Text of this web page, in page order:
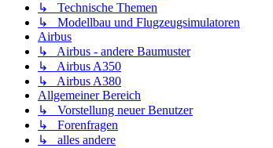
↳ Technische Themen
↳ Modellbau und Flugzeugsimulatoren
Airbus
↳ Airbus - andere Baumuster
↳ Airbus A350
↳ Airbus A380
Allgemeiner Bereich
↳ Vorstellung neuer Benutzer
↳ Forenfragen
↳ alles andere